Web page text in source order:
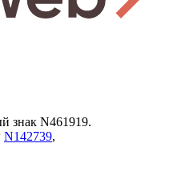
знак N461919.
N142739,